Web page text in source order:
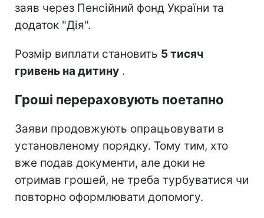
заяв через Пенсійний фонд України та
додаток "Дія".
Розмір виплати становить 5 тисяч
гривень на дитину .
Гроші перераховують поетапно
Заяви продовжують опрацьовувати в
установленому порядку. Тому тим, хто
вже подав документи, але доки не
отримав грошей, не треба турбуватися чи
повторно оформлювати допомогу.